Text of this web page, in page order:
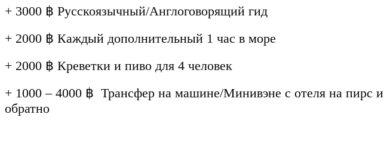
+ 3000 ฿ Русскоязычный/Англоговорящий гид
+ 2000 ฿ Каждый дополнительный 1 час в море
+ 2000 ฿ Креветки и пиво для 4 человек
+ 1000 – 4000 ฿ Трансфер на машине/Минивэне с отеля на пирс и
обратно